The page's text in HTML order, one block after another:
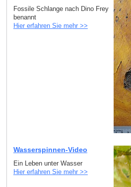
Fossile Schlange nach Dino Frey
benannt
Hier erfahren Sie mehr >>
Wasserspinnen-Video
Ein Leben unter Wasser
Hier erfahren Sie mehr >>